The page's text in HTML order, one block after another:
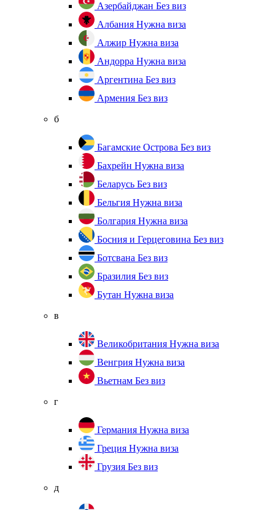
Азербайджан Без виз
Албания Нужна виза
Алжир Нужна виза
Андорра Нужна виза
Аргентина Без виз
Армения Без виз
б
Багамские Острова Без виз
Бахрейн Нужна виза
Беларусь Без виз
Бельгия Нужна виза
Болгария Нужна виза
Босния и Герцеговина Без виз
Ботсвана Без виз
Бразилия Без виз
Бутан Нужна виза
в
Великобритания Нужна виза
Венгрия Нужна виза
Вьетнам Без виз
г
Германия Нужна виза
Греция Нужна виза
Грузия Без виз
д